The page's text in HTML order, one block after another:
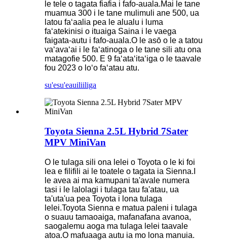
le tele o tagata fiafia i fafo-auala.Mai le tane
muamua 300 i le tane mulimuli ane 500, ua
latou faʻaalia pea le alualu i luma
faʻatekinisi o ituaiga Saina i le vaega
faigata-autu i fafo-auala.O le asō o le a tatou
vaʻavaʻai i le faʻatinoga o le tane sili atu ona
matagofie 500. E 9 faʻataʻitaʻiga o le taavale
fou 2023 o loʻo faʻatau atu.
su'esu'eauiliiliga
Toyota Sienna 2.5L Hybrid 7Sater
MPV MiniVan
O le tulaga sili ona lelei o Toyota o le ki foi
lea e filifili ai le toatele o tagata ia Sienna.I
le avea ai ma kamupani ta'avale numera
tasi i le lalolagi i tulaga tau fa'atau, ua
ta'uta'ua pea Toyota i lona tulaga
lelei.Toyota Sienna e matua paleni i tulaga
o suauu tamaoaiga, mafanafana avanoa,
saogalemu aoga ma tulaga lelei taavale
atoa.O mafuaaga autu ia mo lona manuia.